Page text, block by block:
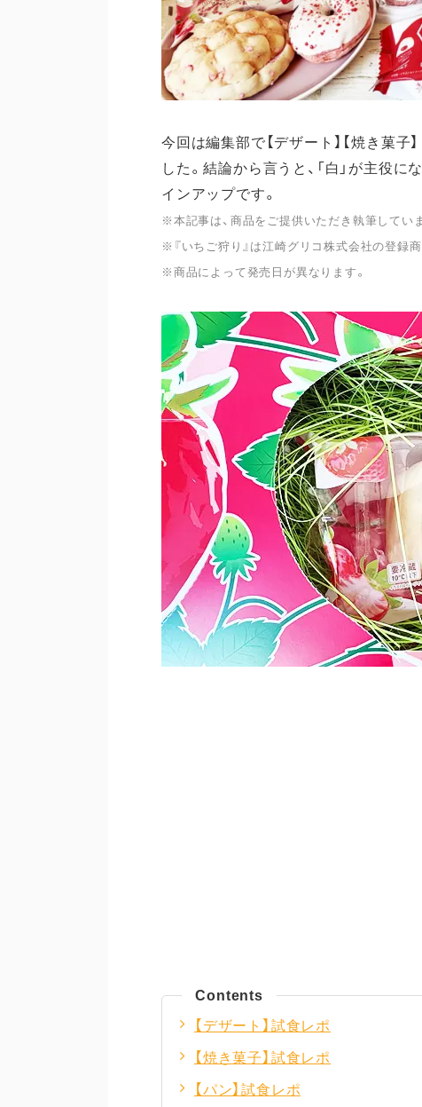
今回は編集部で【デザート】【焼き菓子
した。結論から言うと、「白」が主役
インアップです。
※本記事は、商品をご提供いただき執筆していま
※『いちご狩り』は江崎グリコ株式会社の登録商
※商品によって発売日が異なります。
Contents
【デザート】試食レポ
【焼き菓子】試食レポ
【パン】試食レポ